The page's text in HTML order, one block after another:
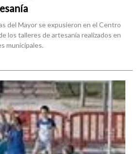
del Mayor se expusieron en el Centro
los talleres de artesanía realizados en
municipales.